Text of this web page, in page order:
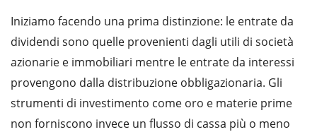
Iniziamo facendo una prima distinzione: le entrate da
dividendi sono quelle provenienti dagli utili di società
azionarie e immobiliari mentre le entrate da interessi
provengono dalla distribuzione obbligazionaria. Gli
strumenti di investimento come oro e materie prime
non forniscono invece un flusso di cassa più o meno